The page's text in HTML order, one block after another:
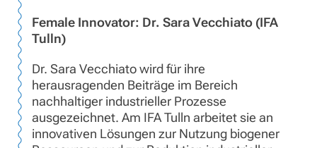
Female Innovator: Dr. Sara Vecchiato (IFA
Tulln)
Dr. Sara Vecchiato wird für ihre
herausragenden Beiträge im Bereich
nachhaltiger industrieller Prozesse
ausgezeichnet. Am IFA Tulln arbeitet sie an
innovativen Lösungen zur Nutzung biogener